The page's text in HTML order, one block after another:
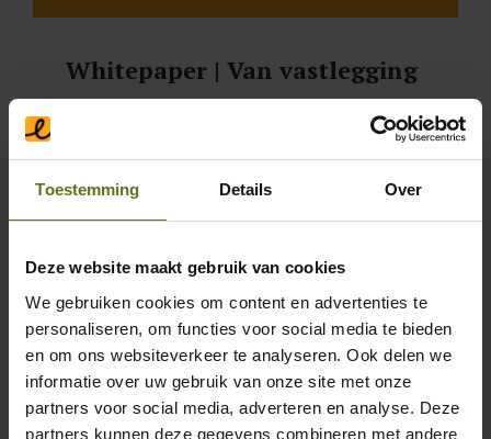
Toestemming Details Over
Deze website maakt gebruik van cookies
We gebruiken cookies om content en advertenties te
personaliseren, om functies voor social media te bieden
en om ons websiteverkeer te analyseren. Ook delen we
informatie over uw gebruik van onze site met onze
partners voor social media, adverteren en analyse. Deze
partners kunnen deze gegevens combineren met andere
Whitepaper | Van vastlegging
naar business control
Lees meer